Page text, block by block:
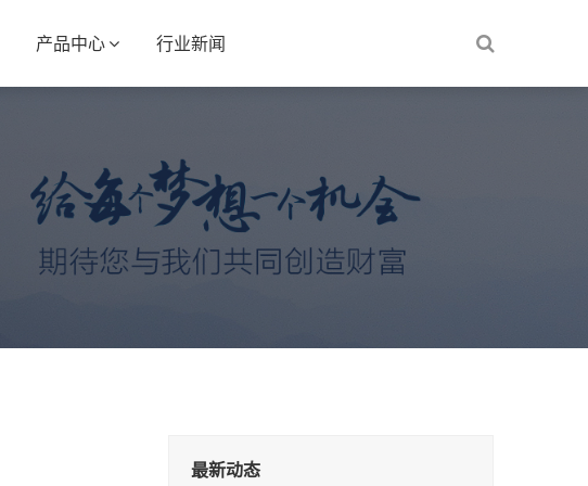
产品中心 行业新闻
最新动态